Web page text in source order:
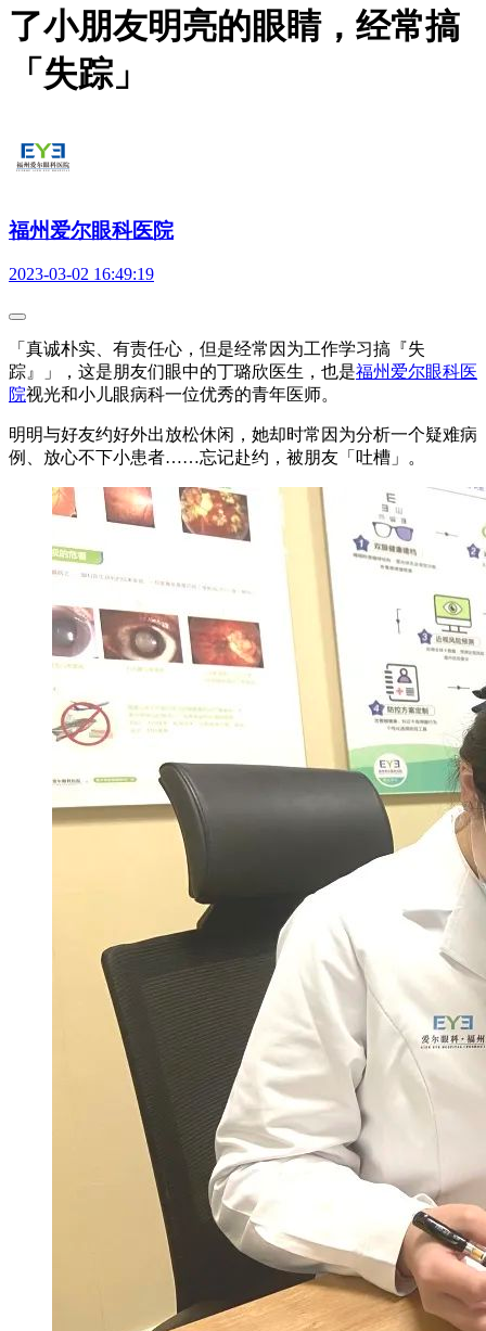
了小朋友明亮的眼睛，经常搞
「失踪」
福州爱尔眼科医院
2023-03-02 16:49:19
「真诚朴实、有责任心，但是经常因为工作学习搞『失
踪』」，这是朋友们眼中的丁璐欣医生，也是福州爱尔眼科医
院视光和小儿眼病科一位优秀的青年医师。
明明与好友约好外出放松休闲，她却时常因为分析一个疑难病
例、放心不下小患者……忘记赴约，被朋友「吐槽」。